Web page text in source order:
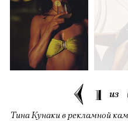
1 из
Тина Кунаки в рекламной